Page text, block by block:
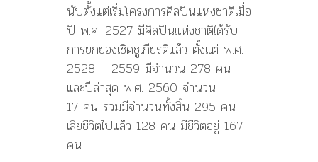
นับตั้งแต่เริ่มโครงการศิลปินแห่งชาติเมื่อ
ปี พ.ศ. 2527 มีศิลปินแห่งชาติได้รับ
การยกย่องเชิดชูเกียรติแล้ว ตั้งแต่ พ.ศ.
2528 – 2559 มีจำนวน 278 คน
และปีล่าสุด พ.ศ. 2560 จำนวน
17 คน รวมมีจำนวนทั้งสิ้น 295 คน
เสียชีวิตไปแล้ว 128 คน มีชีวิตอยู่ 167
คน